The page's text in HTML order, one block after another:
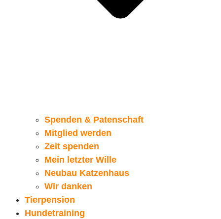
Spenden & Patenschaft
Mitglied werden
Zeit spenden
Mein letzter Wille
Neubau Katzenhaus
Wir danken
Tierpension
Hundetraining